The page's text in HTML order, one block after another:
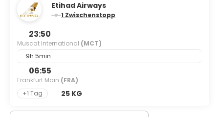
Etihad Airways
1 Zwischenstopp
23:50
Muscat International (MCT)
9h 5min
06:55
Frankfurt Main (FRA)
+1 Tag
25 KG